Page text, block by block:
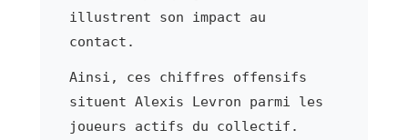
illustrent son impact au
contact.
Ainsi, ces chiffres offensifs
situent Alexis Levron parmi les
joueurs actifs du collectif.